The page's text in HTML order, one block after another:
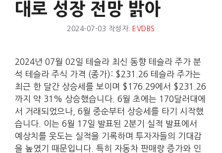
대로 성장 전망 밝아
2024-07-03 작성자: EVDBS
2024년 07월 02일 테슬라 최신 동향 테슬라 주가 분
석 테슬라 주식 가격 (종가): $231.26 테슬라 주가는
최근 한 달간 상승세를 보이며 $176.29에서 $231.26
까지 약 31% 상승했습니다. 6월 초에는 170달러대에
서 거래되었으나, 6월 중순부터 상승세를 타기 시작했
습니다. 이는 6월 17일 발표된 2분기 실적 발표에서
예상치를 웃도는 실적을 기록하며 투자자들의 기대감
을 높였기 때문입니다. 특히 자동차 판매량 증가와 인